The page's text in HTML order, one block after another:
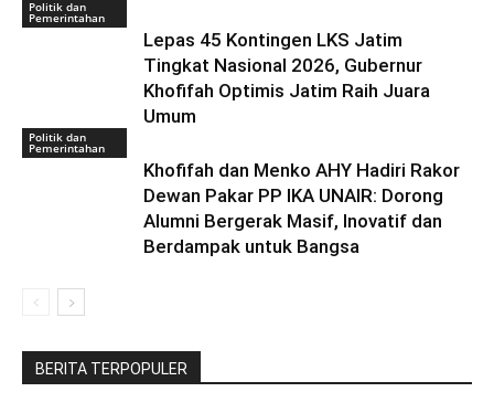
Politik dan
Pemerintahan
Lepas 45 Kontingen LKS Jatim
Tingkat Nasional 2026, Gubernur
Khofifah Optimis Jatim Raih Juara
Umum
Politik dan
Pemerintahan
Khofifah dan Menko AHY Hadiri Rakor
Dewan Pakar PP IKA UNAIR: Dorong
Alumni Bergerak Masif, Inovatif dan
Berdampak untuk Bangsa
BERITA TERPOPULER